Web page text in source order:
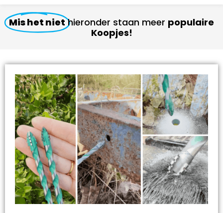
Mis het niet hieronder staan meer populaire
Koopjes!